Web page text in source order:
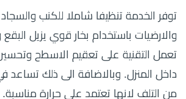
توفر الخدمة تنظيفا شاملا للكنب
والارضيات باستخدام بخار قوي يزيل البقع
تعمل التقنية على تعقيم الاسطح
داخل المنزل. وبالاضافة الى ذلك تساعد
من التلف لانها تعتمد على حرارة